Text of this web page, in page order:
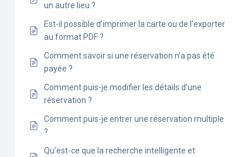
un autre lieu ?
Est-il possible d’imprimer la carte ou de l’exporter
au format PDF ?
Comment savoir si une réservation n’a pas été
payée ?
Comment puis-je modifier les détails d’une
réservation ?
Comment puis-je entrer une réservation multiple
?
Qu’est-ce que la recherche intelligente et